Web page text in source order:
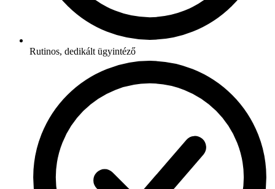
Rutinos, dedikált ügyintéző